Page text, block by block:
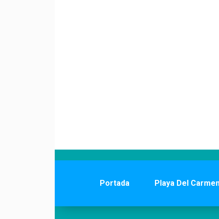
Portada Playa Del